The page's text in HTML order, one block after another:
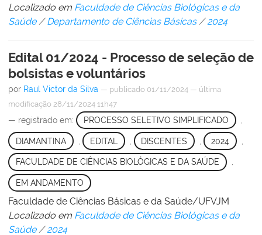
Localizado em Faculdade de Ciências Biológicas e da
Saúde /Departamento de Ciências Básicas /2024
Edital 01/2024 - Processo de seleção de
bolsistas e voluntários
por Raul Victor da Silva — publicado 01/11/2024 — última
modificação 28/11/2024 11h47
— registrado em: PROCESSO SELETIVO SIMPLIFICADO
DIAMANTINA EDITAL DISCENTES , 2024
FACULDADE DE CIÊNCIAS BIOLÓGICAS E DA SAÚDE ,
EM ANDAMENTO
Faculdade de Ciências Básicas e da Saúde/UFVJM
Localizado em Faculdade de Ciências Biológicas e da
Saúde /2024